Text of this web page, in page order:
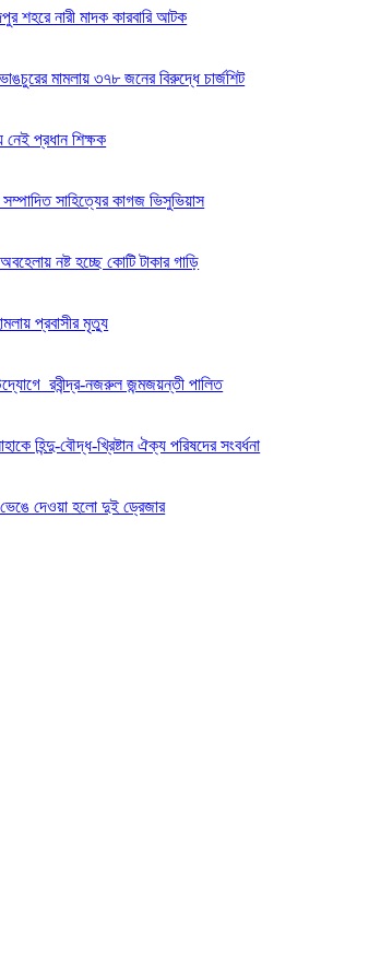
শহরে নারী মাদক কারবারি আটক
মামলায় ৩৭৮ জনের বিরুদ্ধে চার্জশিট
নেই প্রধান শিক্ষক
সাহিত্যের কাগজ ভিসুভিয়াস
নষ্ট হচ্ছে কোটি টাকার গাড়ি
প্রবাসীর মৃত্যু
রবীন্দ্র-নজরুল জন্মজয়ন্তী পালিত
হিন্দু-বৌদ্ধ-খ্রিষ্টান ঐক্য পরিষদের সংবর্ধনা
দেওয়া হলো দুই ড্রেজার